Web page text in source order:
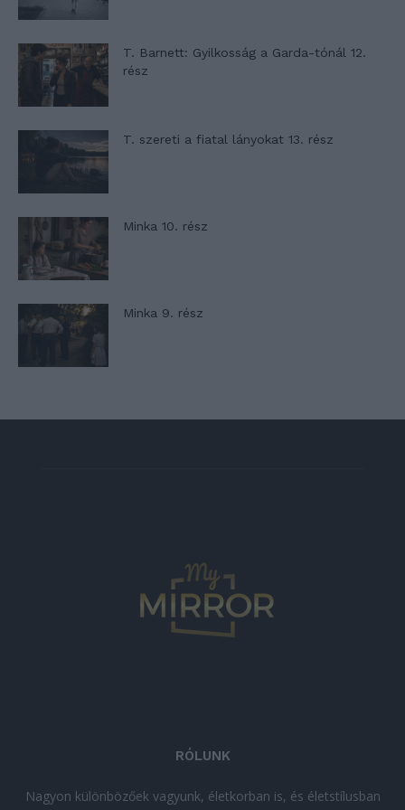
T. Barnett: Gyilkosság a Garda-tónál 12.
rész
T. szereti a fiatal lányokat 13. rész
Minka 10. rész
Minka 9. rész
RÓLUNK
Nagyon különbözőek vagyunk, életkorban is, és életstílusban